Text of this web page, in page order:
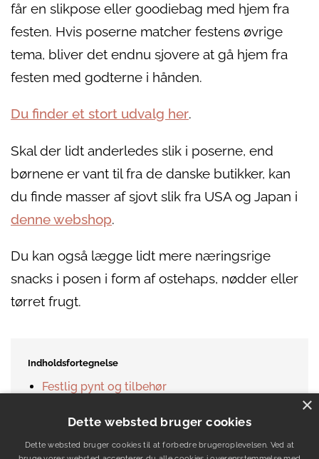
får en slikpose eller goodiebag med hjem fra
festen. Hvis poserne matcher festens øvrige
tema, bliver det endnu sjovere at gå hjem fra
festen med godterne i hånden.
Du finder et stort udvalg her.
Skal der lidt anderledes slik i poserne, end
børnene er vant til fra de danske butikker, kan
du finde masser af sjovt slik fra USA og Japan i
denne webshop.
Du kan også lægge lidt mere næringsrige
snacks i posen i form af ostehaps, nødder eller
tørret frugt.
Indholdsfortegnelse
Festlig pynt og tilbehør
Indbydelser
Bordpynt
Dette websted bruger cookies
Dette websted bruger cookies til at forbedre brugeroplevelsen. Ved at
×